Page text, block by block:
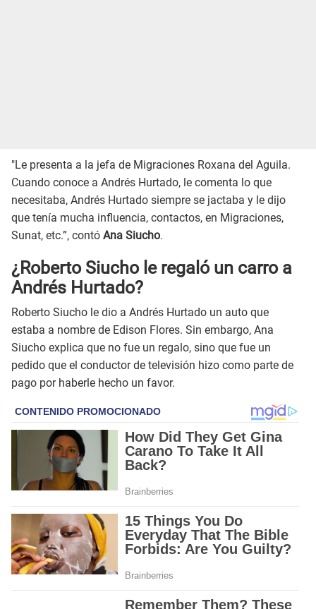
"Le presenta a la jefa de Migraciones Roxana del Aguila.
Cuando conoce a Andrés Hurtado, le comenta lo que
necesitaba, Andrés Hurtado siempre se jactaba y le dijo
que tenía mucha influencia, contactos, en Migraciones,
Sunat, etc.”, contó Ana Siucho.
¿Roberto Siucho le regaló un carro a
Andrés Hurtado?
Roberto Siucho le dio a Andrés Hurtado un auto que
estaba a nombre de Edison Flores. Sin embargo, Ana
Siucho explica que no fue un regalo, sino que fue un
pedido que el conductor de televisión hizo como parte de
pago por haberle hecho un favor.